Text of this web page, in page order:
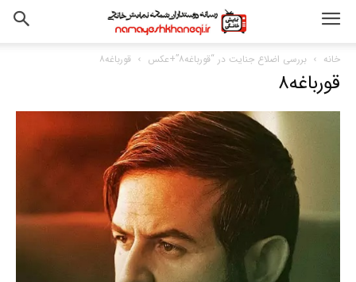
خانه بررسی اضلاع جنایت در “قورباغه۸”+عکس قورباغه۸
قورباغه۸